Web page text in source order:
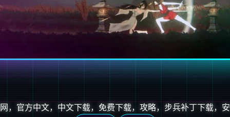
，官方中文，中文下载，免费下载，攻略，步兵补丁下载，